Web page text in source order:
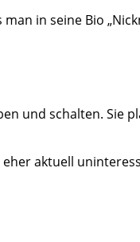
in seine Bio
und schalten.
aktuell